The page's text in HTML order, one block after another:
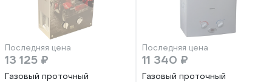
Последняя цена
13 125 ₽
Газовый проточный
Последняя цена
11 340 ₽
Газовый проточный